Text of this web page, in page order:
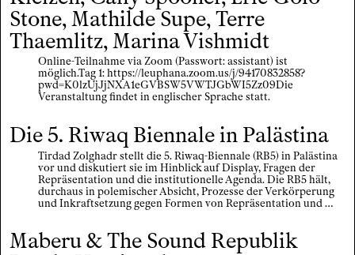
Stone, Mathilde Supe, Terre
Thaemlitz, Marina Vishmidt
Online-Teilnahme via Zoom (Passwort: assistant) ist
möglich.Tag 1: https://leuphana.zoom.us/j/94170832858?
pwd=K0lzUjJjNXA1eGVBSW5VWTJGbWI5Zz09Die
Veranstaltung findet in englischer Sprache statt.
Die 5. Riwaq Biennale in Palästina
Tirdad Zolghadr stellt die 5. Riwaq-Biennale (RB5) in Palästina
vor und diskutiert sie im Hinblick auf Display, Fragen der
Repräsentation und die institutionelle Agenda. Die RB5 hält,
durchaus in polemischer Absicht, Prozesse der Verkörperung
und Inkraftsetzung gegen Formen von Repräsentation und …
Maberu & The Sound Republik